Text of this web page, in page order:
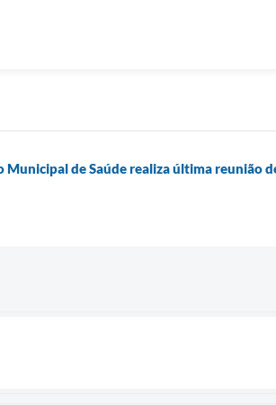
Municipal de Saúde realiza última reunião